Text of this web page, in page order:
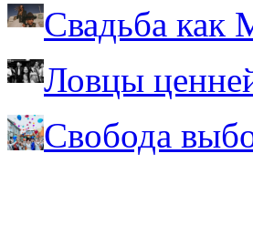
Свадьба как
Ловцы
Свобода